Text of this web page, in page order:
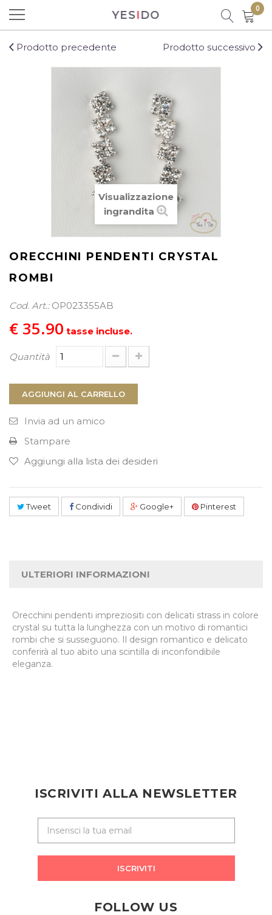
YESIDO 0
Prodotto precedente Prodotto successivo
Visualizzazione
ingrandita
ORECCHINI PENDENTI CRYSTAL
ROMBI
Cod. Art.: OP023355AB
€ 35.90 tasse incluse.
Quantità
AGGIUNGI AL CARRELLO
Invia ad un amico
Stampare
Aggiungi alla lista dei desideri
Tweet Condividi Google+ Pinterest
ULTERIORI INFORMAZIONI
Orecchini pendenti impreziositi con delicati strass in colore
crystal su tutta la lunghezza con un motivo di romantici
rombi che si susseguono. Il design romantico e delicato
conferirà al tuo abito una scintilla di inconfondibile
eleganza.
ISCRIVITI ALLA NEWSLETTER
ISCRIVITI
FOLLOW US
Prodotto aggiunto al carrello con
successo!
prodotti nel carrello.
C'è un prodotto nel carrello